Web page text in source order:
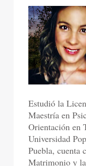
Estudió la
Maestría en
Orientación en
Universidad
Puebla, cuenta
Matrimonio y